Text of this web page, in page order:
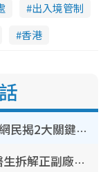
出入境管制
香港
裝修拆鐵閘隨時變賊人目標？網民揭2大關鍵用途：裝新式等於白裝？附新舊鐵閘分別
網傳公院改用內地/副廠藥？醫生拆解正副廠分別 揭4類人換藥隨時出事